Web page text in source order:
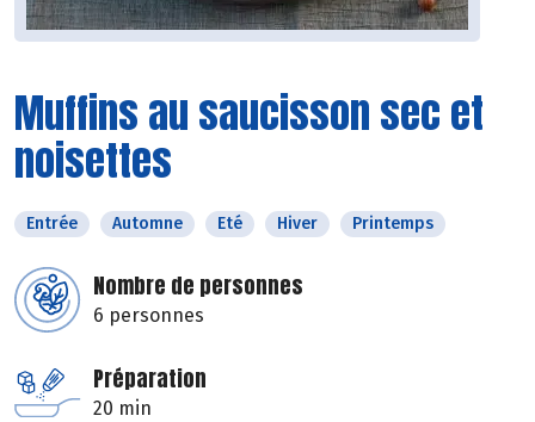
Muffins au saucisson sec et
noisettes
Entrée Automne Eté Hiver Printemps
Nombre de personnes
6 personnes
Préparation
20 min